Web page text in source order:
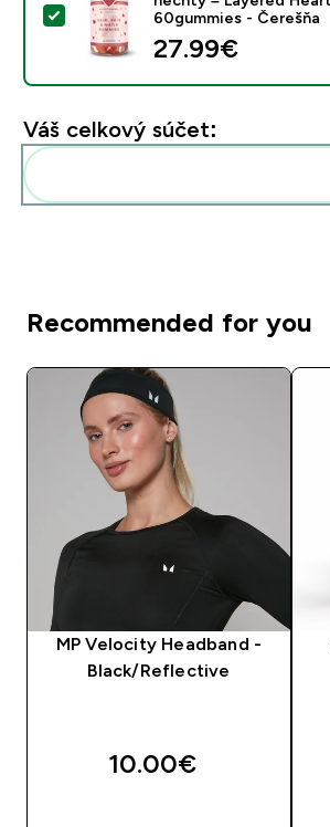
Vybrať tento produkt - Želé
60gummies - Čerešňa
27.99€‎
Váš celkový súčet:
Recommended for you
MP Velocity Headband -
Black/Reflective
10.00€‎